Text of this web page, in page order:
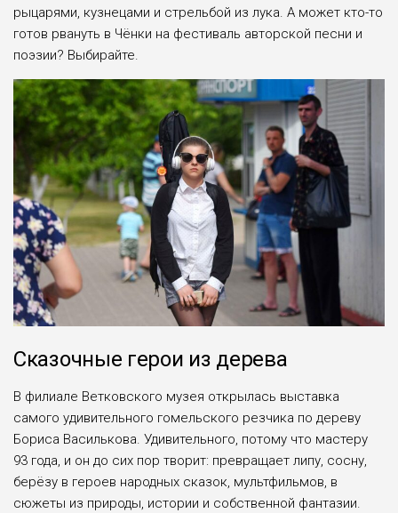
рыцарями, кузнецами и стрельбой из лука. А может кто-то
готов рвануть в Чёнки на фестиваль авторской песни и
поэзии? Выбирайте.
Сказочные герои из дерева
В филиале Ветковского музея открылась выставка
самого удивительного гомельского резчика по дереву
Бориса Василькова. Удивительного, потому что мастеру
93 года, и он до сих пор творит: превращает липу, сосну,
берёзу в героев народных сказок, мультфильмов, в
сюжеты из природы, истории и собственной фантазии.